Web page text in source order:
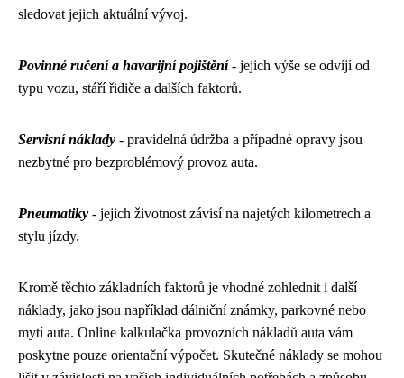
sledovat jejich aktuální vývoj.
Povinné ručení a havarijní pojištění- jejich výše se odvíjí od
typu vozu, stáří řidiče a dalších faktorů.
Servisní náklady - pravidelná údržba a případné opravy jsou
nezbytné pro bezproblémový provoz auta.
Pneumatiky - jejich životnost závisí na najetých kilometrech a
stylu jízdy.
Kromě těchto základních faktorů je vhodné zohlednit i další
náklady, jako jsou například dálniční známky, parkovné nebo
mytí auta. Online kalkulačka provozních nákladů auta vám
poskytne pouze orientační výpočet. Skutečné náklady se mohou